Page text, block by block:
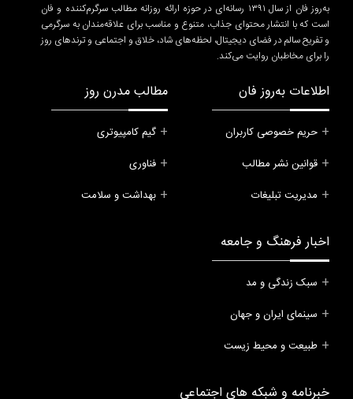
به‌روز فان از سال ۱۳۹۱ رسانه‌ای در حوزه ارائه روزانه مطالب سرگرم‌کننده و فان
است که با انتشار محتوای جذاب، متنوع و مناسب برای علاقه‌مندان به سرگرمی
و تفریح سالم در فضای دیجیتال، لحظه‌های شاد، خلاق و اجتماعی و ترندهای روز
را برای مخاطبان روایت می‌کند.
اطلاعات به‌روز فان
حریم خصوصی کاربران
قوانین نشر مطالب
مدیریت تبلیغات
مطالب مدرن روز
گیم کامپیوتری
فناوری
بهداشت و سلامت
اخبار فرهنگ و جامعه
سبک زندگی و مد
سینمای ایران و جهان
طبیعت و محیط زیست
خبرنامه و شبکه های اجتماعی